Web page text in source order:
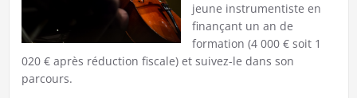
jeune instrumentiste en
finançant un an de
formation (4 000 € soit 1
020 € après réduction fiscale) et suivez-le dans son
parcours.